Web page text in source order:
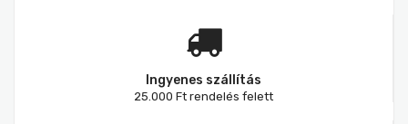
Ingyenes szállítás
25.000 Ft rendelés felett